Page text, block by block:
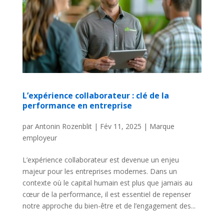
L’expérience collaborateur : clé de la
performance en entreprise
par Antonin Rozenblit| Fév 11, 2025 | Marque
employeur
L’expérience collaborateur est devenue un enjeu
majeur pour les entreprises modernes. Dans un
contexte où le capital humain est plus que jamais au
cœur de la performance, il est essentiel de repenser
notre approche du bien-être et de l’engagement des...